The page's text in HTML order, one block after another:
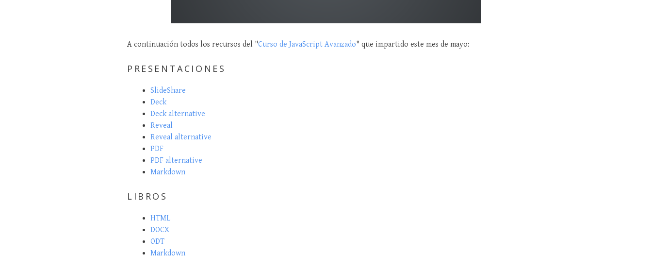
A continuación todos los recursos del "Curso de JavaScript Avanzado" que impartido este mes de mayo:
PRESENTACIONES
SlideShare
Deck
Deck alternative
Reveal
Reveal alternative
PDF
PDF alternative
Markdown
LIBROS
HTML
DOCX
ODT
Markdown